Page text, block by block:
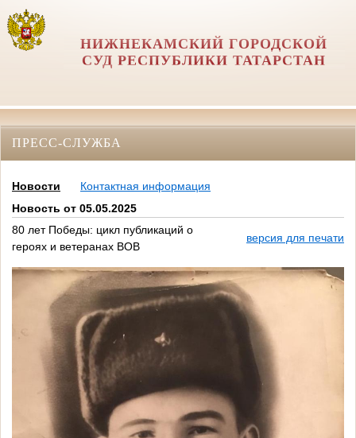
НИЖНЕКАМСКИЙ ГОРОДСКОЙ
СУД РЕСПУБЛИКИ ТАТАРСТАН
ПРЕСС-СЛУЖБА
Новости
Контактная информация
Новость от 05.05.2025
80 лет Победы: цикл публикаций о
героях и ветеранах ВОВ
версия для печати